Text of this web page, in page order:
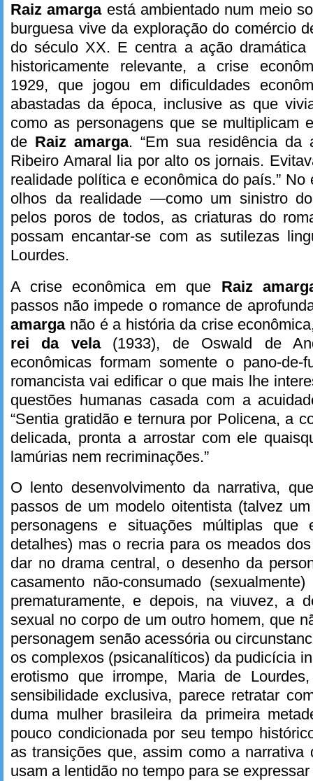
Raiz amarga está ambientado num meio
burguesa vive da exploração do comércio
do século XX. E centra a ação dramática
historicamente relevante, a crise
1929, que jogou em dificuldades
abastadas da época, inclusive as que
como as personagens que se multiplicam
de Raiz amarga. “Em sua residência da
Ribeiro Amaral lia por alto os jornais.
realidade política e econômica do país.”
olhos da realidade —como um sinistro
pelos poros de todos, as criaturas do
possam encantar-se com as sutilezas
Lourdes.
A crise econômica em que Raiz
passos não impede o romance de
amarga não é a história da crise
rei da vela (1933), de Oswald de
econômicas formam somente o pano-
romancista vai edificar o que mais lhe
questões humanas casada com a
“Sentia gratidão e ternura por Policena, a
delicada, pronta a arrostar com ele
lamúrias nem recriminações.”
O lento desenvolvimento da narrativa,
passos de um modelo oitentista (talvez
personagens e situações múltiplas que
detalhes) mas o recria para os meados
dar no drama central, o desenho da
casamento não-consumado
prematuramente, e depois, na viuvez, a
sexual no corpo de um outro homem, que
personagem senão acessória ou
os complexos (psicanalíticos) da pudicícia
erotismo que irrompe, Maria de
sensibilidade exclusiva, parece retratar
duma mulher brasileira da primeira
pouco condicionada por seu tempo
as transições que, assim como a narrativa
usam a lentidão no tempo para se